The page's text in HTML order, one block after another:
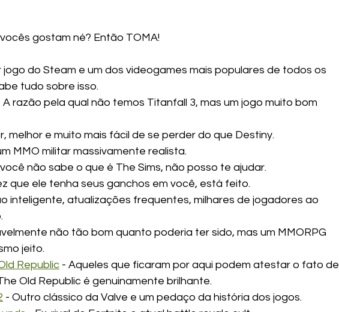
gostam né? Então TOMA!
jogo do Steam e um dos videogames mais populares de todos os
tudo sobre isso.
A razão pela qual não temos Titanfall 3, mas um jogo muito bom
melhor e muito mais fácil de se perder do que Destiny.
MMO militar massivamente realista.
não sabe o que é The Sims, não posso te ajudar.
que ele tenha seus ganchos em você, está feito.
inteligente, atualizações frequentes, milhares de jogadores ao
não tão bom quanto poderia ter sido, mas um MMORPG
jeito.
Republic - Aqueles que ficaram por aqui podem atestar o fato de
Old Republic é genuinamente brilhante.
- Outro clássico da Valve e um pedaço da história dos jogos.